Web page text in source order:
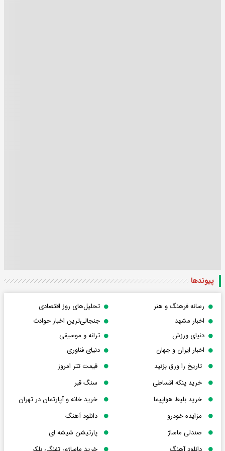
پیوندها
رسانه فرهنگ و هنر
تحلیل‌های روز اقتصادی
اخبار مشهد
جنجالی‌ترین اخبار حوادث
دنیای ورزش
ترانه و موسیقی
اخبار ایران و جهان
دنیای فناوری
تاریخ را ورق بزنید
قیمت تتر امروز
خرید پنکه اقساطی
سنگ قبر
خرید بلیط هواپیما
خرید خانه و آپارتمان در تهران
مزایده خودرو
دانلود آهنگ
صندلی ماساژ
پارتیشن شیشه ای